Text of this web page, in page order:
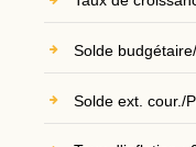
Solde
Solde ext. cour./